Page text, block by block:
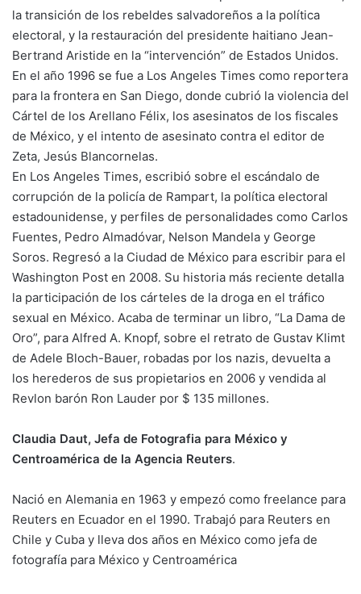
la transición de los rebeldes salvadoreños a la política
electoral, y la restauración del presidente haitiano Jean-
Bertrand Aristide en la “intervención” de Estados Unidos.
En el año 1996 se fue a Los Angeles Times como reportera
para la frontera en San Diego, donde cubrió la violencia del
Cártel de los Arellano Félix, los asesinatos de los fiscales
de México, y el intento de asesinato contra el editor de
Zeta, Jesús Blancornelas.
En Los Angeles Times, escribió sobre el escándalo de
corrupción de la policía de Rampart, la política electoral
estadounidense, y perfiles de personalidades como Carlos
Fuentes, Pedro Almadóvar, Nelson Mandela y George
Soros. Regresó a la Ciudad de México para escribir para el
Washington Post en 2008. Su historia más reciente detalla
la participación de los cárteles de la droga en el tráfico
sexual en México. Acaba de terminar un libro, “La Dama de
Oro”, para Alfred A. Knopf, sobre el retrato de Gustav Klimt
de Adele Bloch-Bauer, robadas por los nazis, devuelta a
los herederos de sus propietarios en 2006 y vendida al
Revlon barón Ron Lauder por $ 135 millones.
Claudia Daut, Jefa de Fotografia para México y
Centroamérica de la Agencia Reuters.
Nació en Alemania en 1963 y empezó como freelance para
Reuters en Ecuador en el 1990. Trabajó para Reuters en
Chile y Cuba y lleva dos años en México como jefa de
fotografía para México y Centroamérica